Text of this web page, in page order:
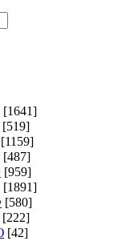
[1641]
[519]
[1159]
[487]
[959]
[1891]
[580]
[222]
[42]